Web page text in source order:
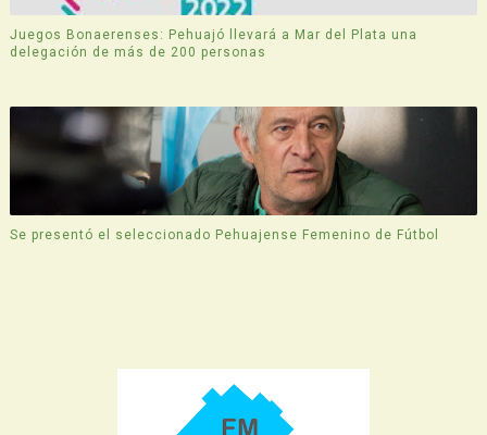
Juegos Bonaerenses: Pehuajó llevará a Mar del Plata una
delegación de más de 200 personas
Se presentó el seleccionado Pehuajense Femenino de Fútbol